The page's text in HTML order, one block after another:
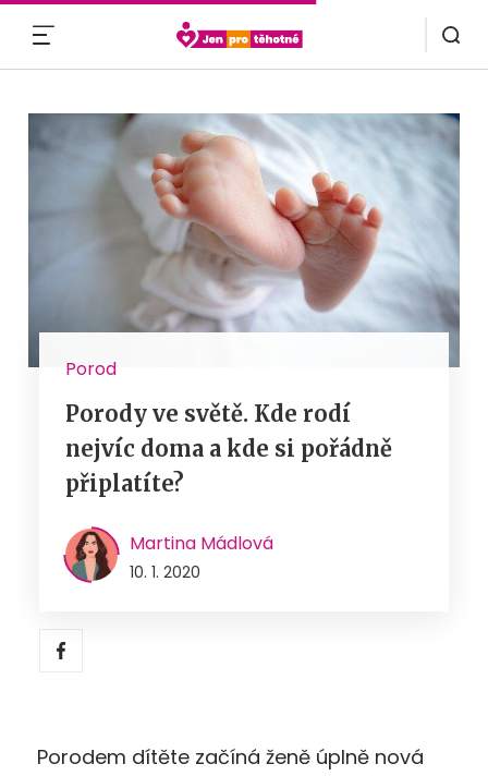
Porod
Porody ve světě. Kde rodí
nejvíc doma a kde si pořádně
připlatíte?
Martina Mádlová
10. 1. 2020
Porodem dítěte začíná ženě úplně nová